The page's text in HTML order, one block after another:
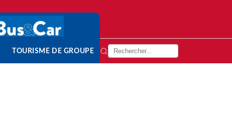
TOURISME DE GROUPE